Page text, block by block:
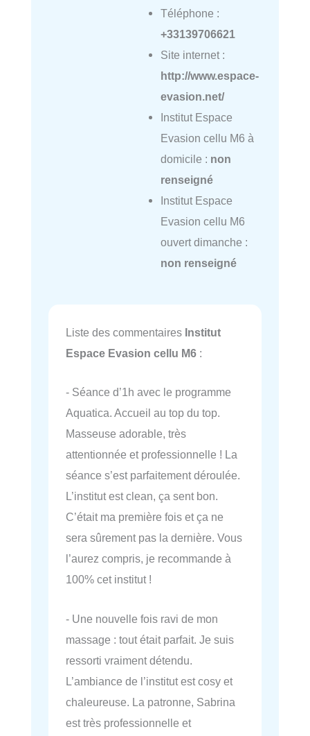
Téléphone :
+33139706621
Site internet :
http://www.espace-
evasion.net/
Institut Espace
Evasion cellu M6 à
domicile : non
renseigné
Institut Espace
Evasion cellu M6
ouvert dimanche :
non renseigné
Liste des commentaires Institut
Espace Evasion cellu M6 :
- Séance d’1h avec le programme
Aquatica. Accueil au top du top.
Masseuse adorable, très
attentionnée et professionnelle ! La
séance s’est parfaitement déroulée.
L’institut est clean, ça sent bon.
C’était ma première fois et ça ne
sera sûrement pas la dernière. Vous
l’aurez compris, je recommande à
100% cet institut !
- Une nouvelle fois ravi de mon
massage : tout était parfait. Je suis
ressorti vraiment détendu.
L’ambiance de l’institut est cosy et
chaleureuse. La patronne, Sabrina
est très professionnelle et